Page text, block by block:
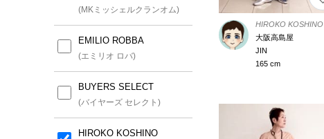
(MKミッシェルクランオム)
EMILIO ROBBA
(エミリオ ロバ)
BUYERS SELECT
(バイヤーズ セレクト)
HIROKO KOSHINO
HIROKO KOSHINO
大阪高島屋
JIN
165 cm